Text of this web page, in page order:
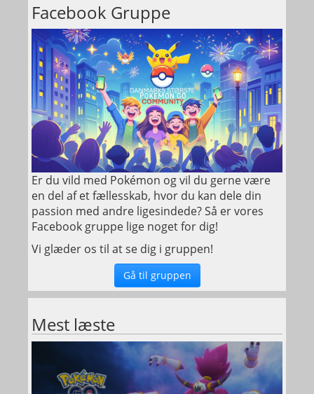
Facebook Gruppe
Er du vild med Pokémon og vil du gerne være
en del af et fællesskab, hvor du kan dele din
passion med andre ligesindede? Så er vores
Facebook gruppe lige noget for dig!
Vi glæder os til at se dig i gruppen!
Gå til gruppen
Mest læste